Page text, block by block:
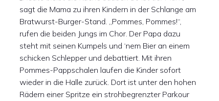
sagt die Mama zu ihren Kindern in der Schlange am
Bratwurst-Burger-Stand. „Pommes, Pommes!“,
rufen die beiden Jungs im Chor. Der Papa dazu
steht mit seinen Kumpels und ‘nem Bier an einem
schicken Schlepper und debattiert. Mit ihren
Pommes-Pappschalen laufen die Kinder sofort
wieder in die Halle zurück. Dort ist unter den hohen
Rädern einer Spritze ein strohbegrenzter Parkour